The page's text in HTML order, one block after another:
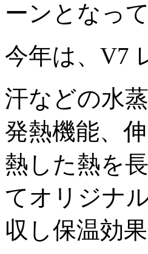
ーンとなっ
今年は、V7
汗などの水
発熱機能、
熱した熱を
てオリジナ
収し保温効